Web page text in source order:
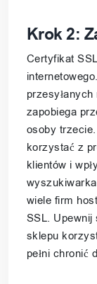
Krok 2:
Certyfikat
zapobiega
osoby
korzystać z
klientów i
wiele firm
SSL. Upewnij
sklepu
pełni chronić